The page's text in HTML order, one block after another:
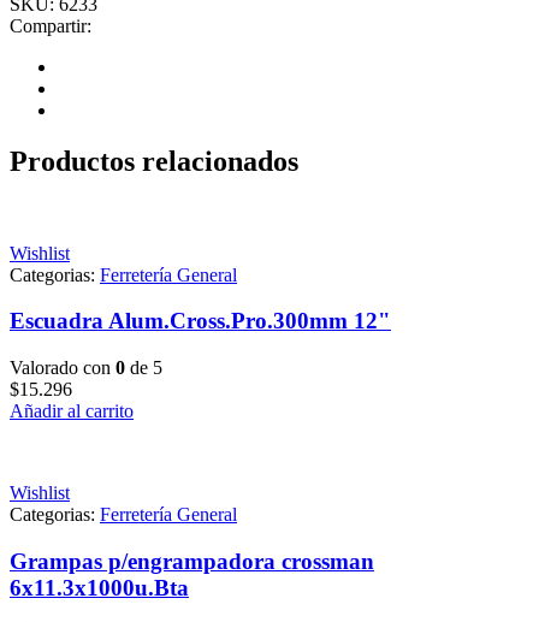
Compartir:
Productos relacionados
Wishlist
Categorias: Ferretería General
Escuadra Alum.Cross.Pro.300mm 12"
Valorado con 0 de 5
$15.296
Añadir al carrito
Wishlist
Categorias: Ferretería General
Grampas p/engrampadora crossman
6x11.3x1000u.Bta